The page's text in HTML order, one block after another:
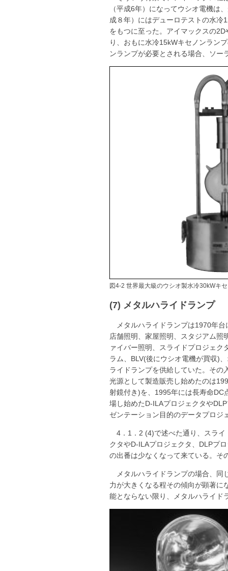
（平成6年）になってウシオ電機は
成８年）にはデューロテストの水冷
をもつに至った。アイマックスの
り、おもに水冷15kWキセノンラン
ンランプが必要とされる場合、ソ
図4-2 世界最大級のウシオ製水冷30kWキ
(7) メタルハライドランプ
メタルハライドランプは1970年
店舗照明、家屋照明、スタジアム
ァイバー照明、スライドプロジェ
ラム、BLV(後にウシオ電機が買収)
ライドランプを供給していた。その
光源として製造販売し始めたのは
射鏡付き)を、1995年には長寿命DC
場し始めたD-ILAプロジェクタや
ゼンテーション目的のデータプロジ
4．1．2 (4)で述べた通り、スラ
クタやD-ILAプロジェクタ、DLPプ
の出番は少なくなって来ている。そ
メタルハライドランプの場合、
力が大きくなる程その傾向が顕著に
能とならない限り、メタルハライド